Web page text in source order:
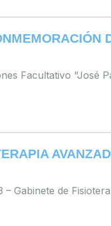
Facultativo "José
– Gabinete de